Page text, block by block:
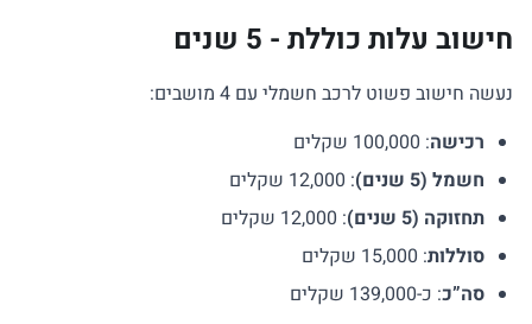
חישוב עלות כוללת - 5 שנים
נעשה חישוב פשוט לרכב חשמלי עם 4 מושבים:
רכישה: 100,000 שקלים
חשמל (5 שנים)
: 12,000 שקלים
תחזוקה (5 שנים)
: 12,000 שקלים
סוללות: 15,000 שקלים
סה”כ: כ-139,000 שקלים